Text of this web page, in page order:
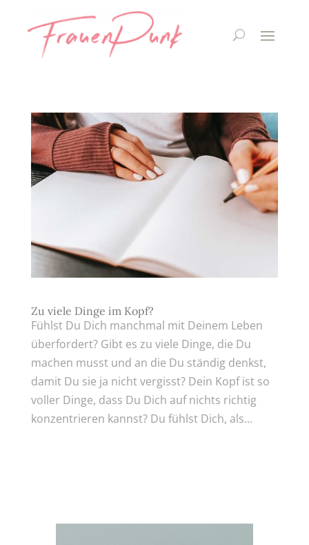
Zu viele Dinge im Kopf?
Fühlst Du Dich manchmal mit Deinem Leben
überfordert? Gibt es zu viele Dinge, die Du
machen musst und an die Du ständig denkst,
damit Du sie ja nicht vergisst? Dein Kopf ist so
voller Dinge, dass Du Dich auf nichts richtig
konzentrieren kannst? Du fühlst Dich, als...